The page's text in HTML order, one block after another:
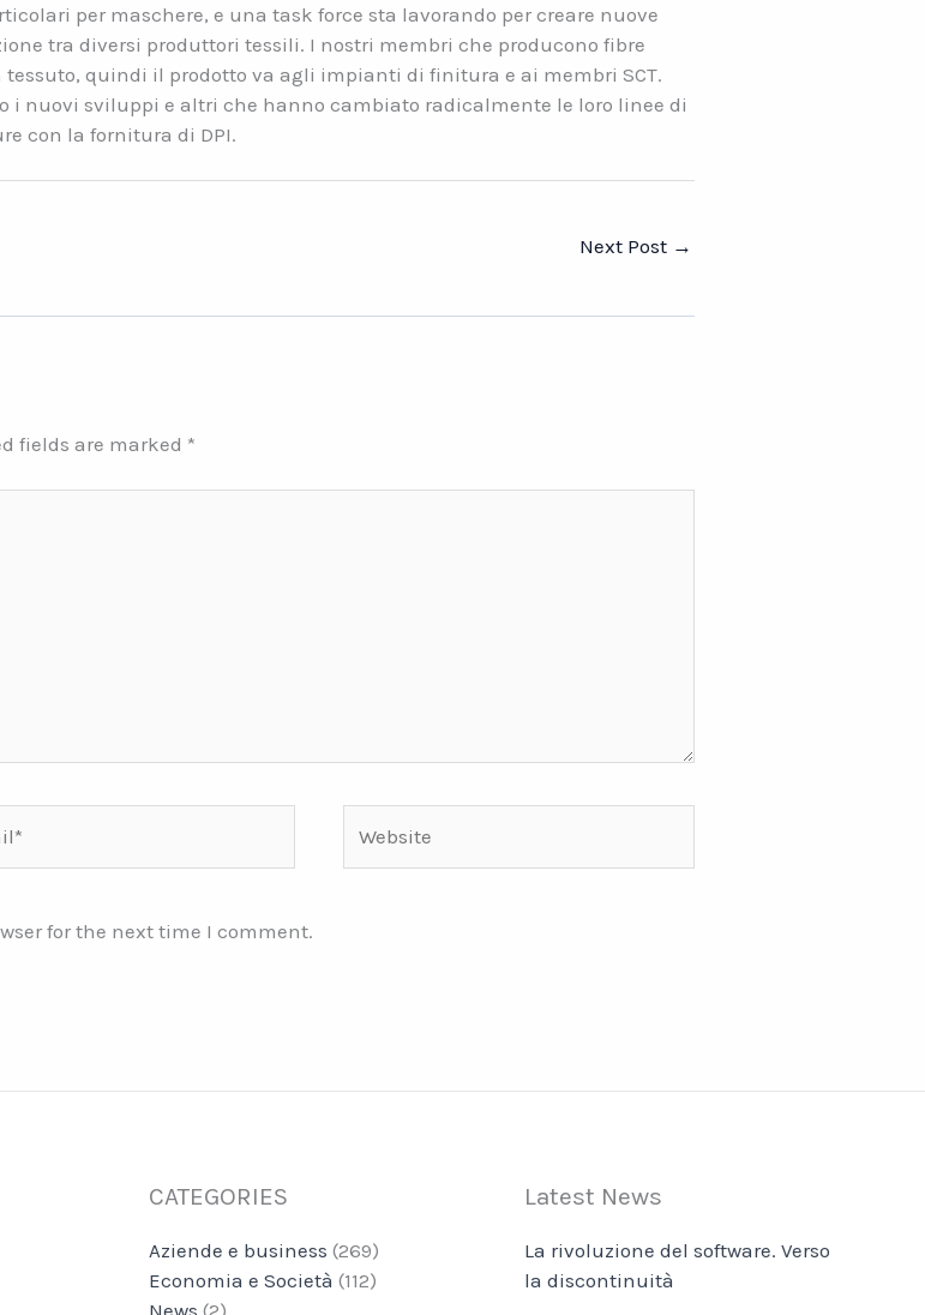
per maschere, e una task force sta lavorando per creare nuove
tra diversi produttori tessili. I nostri membri che producono fibre
quindi il prodotto va agli impianti di finitura e ai membri SCT.
i nuovi sviluppi e altri che hanno cambiato radicalmente le loro linee di
con la fornitura di DPI.
Next Post →
fields are marked *
for the next time I comment.
CATEGORIES
Aziende e business (269)
Economia e Società (112)
Latest News
La rivoluzione del software. Verso
la discontinuità